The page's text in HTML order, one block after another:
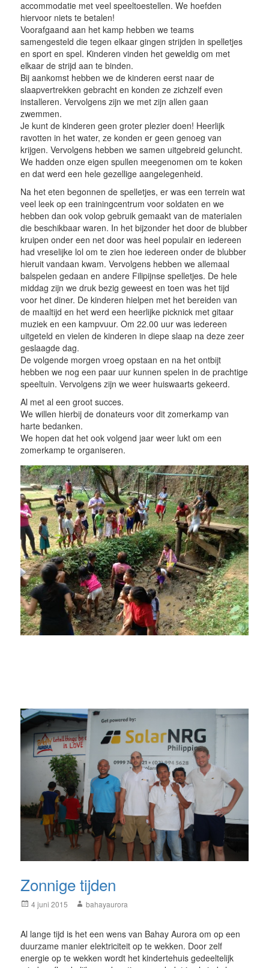
accommodatie met veel speeltoestellen. We hoefden
hiervoor niets te betalen!
Voorafgaand aan het kamp hebben we teams
samengesteld die tegen elkaar gingen strijden in spelletjes
en sport en spel. Kinderen vinden het geweldig om met
elkaar de strijd aan te binden.
Bij aankomst hebben we de kinderen eerst naar de
slaapvertrekken gebracht en konden ze zichzelf even
installeren. Vervolgens zijn we met zijn allen gaan
zwemmen.
Je kunt de kinderen geen groter plezier doen! Heerlijk
ravotten in het water, ze konden er geen genoeg van
krijgen. Vervolgens hebben we samen uitgebreid geluncht.
We hadden onze eigen spullen meegenomen om te koken
en dat werd een hele gezellige aangelegenheid.
Na het eten begonnen de spelletjes, er was een terrein wat
veel leek op een trainingcentrum voor soldaten en we
hebben dan ook volop gebruik gemaakt van de materialen
die beschikbaar waren. In het bijzonder het door de blubber
kruipen onder een net door was heel populair en iedereen
had vreselijke lol om te zien hoe iedereen onder de blubber
hieruit vandaan kwam. Vervolgens hebben we allemaal
balspelen gedaan en andere Filipijnse spelletjes. De hele
middag zijn we druk bezig geweest en toen was het tijd
voor het diner. De kinderen hielpen met het bereiden van
de maaltijd en het werd een heerlijke picknick met gitaar
muziek en een kampvuur. Om 22.00 uur was iedereen
uitgeteld en vielen de kinderen in diepe slaap na deze zeer
geslaagde dag.
De volgende morgen vroeg opstaan en na het ontbijt
hebben we nog een paar uur kunnen spelen in de prachtige
speeltuin. Vervolgens zijn we weer huiswaarts gekeerd.
Al met al een groot succes.
We willen hierbij de donateurs voor dit zomerkamp van
harte bedanken.
We hopen dat het ook volgend jaar weer lukt om een
zomerkamp te organiseren.
Zonnige tijden
Posted
4 juni 2015 Author
bahayaurora
Al lange tijd is het een wens van Bahay Aurora om op een
duurzame manier elektriciteit op te wekken. Door zelf
energie op te wekken wordt het kindertehuis gedeeltelijk